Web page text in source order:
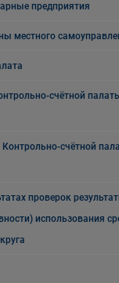
предприятия
местного
счётной
Контрольно-счётной
проверок
использования